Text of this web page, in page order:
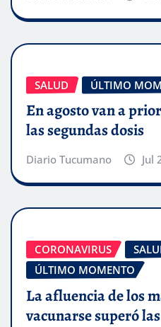
SALUD ÚLTIMO
En agosto van a
las segundas dosis
Diario Tucumano Jul
CORONAVIRUS
ÚLTIMO MOMENTO
La afluencia de los
vacunarse superó